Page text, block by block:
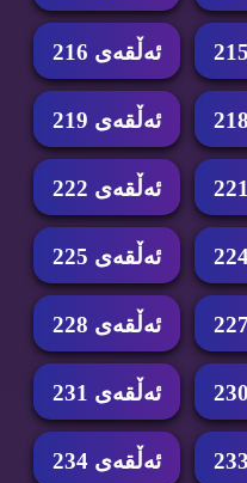
ئه‌ڵقه‌ی 216
ئه‌ڵقه‌ی 219
ئه‌ڵقه‌ی 222
ئه‌ڵقه‌ی 225
ئه‌ڵقه‌ی 228
ئه‌ڵقه‌ی 231
ئه‌ڵقه‌ی 234